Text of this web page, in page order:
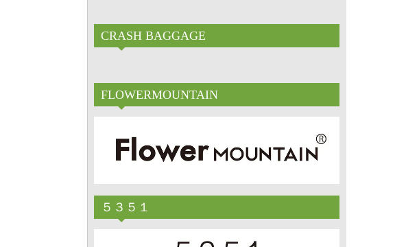
CRASH BAGGAGE
FLOWERMOUNTAIN
５３５１